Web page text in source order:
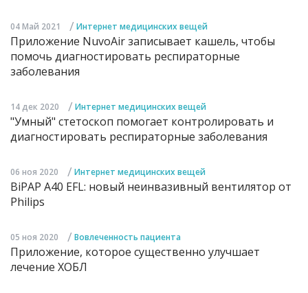
04 Май 2021 / Интернет медицинских вещей
Приложение NuvoAir записывает кашель, чтобы
помочь диагностировать респираторные
заболевания
14 дек 2020 / Интернет медицинских вещей
"Умный" стетоскоп помогает контролировать и
диагностировать респираторные заболевания
06 ноя 2020 / Интернет медицинских вещей
BiPAP A40 EFL: новый неинвазивный вентилятор от
Philips
05 ноя 2020 / Вовлеченность пациента
Приложение, которое существенно улучшает
лечение ХОБЛ